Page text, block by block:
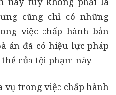
cũng chỉ có những
việc chấp hành bản
án đã có hiệu lực pháp
của tội phạm này.
vụ trong việc chấp hành